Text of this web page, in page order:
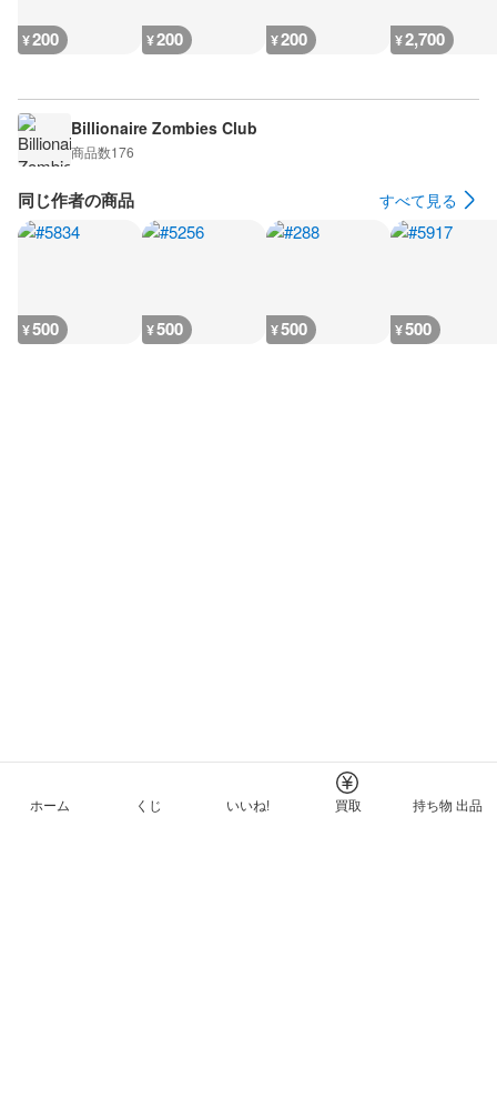
¥200 ¥200 ¥200 ¥2,700
Billionaire Zombies Club
商品数176
同じ作者の商品 すべて見る
¥500 ¥500 ¥500 ¥500
ホーム くじ いいね! 買取 持ち物 出品